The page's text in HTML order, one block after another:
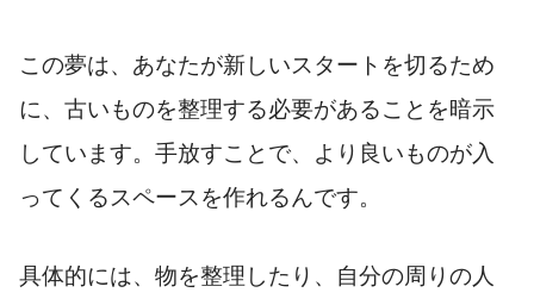
この夢は、あなたが新しいスタートを切るため
に、古いものを整理する必要があることを暗示
しています。手放すことで、より良いものが入
ってくるスペースを作れるんです。
具体的には、物を整理したり、自分の周りの人